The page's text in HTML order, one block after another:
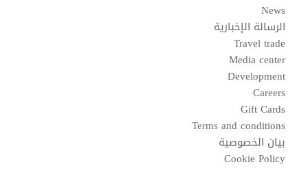
News
الرسالة الإخبارية
Travel trade
Media center
Development
Careers
Gift Cards
Terms and conditions
بيان الخصوصية
Cookie Policy